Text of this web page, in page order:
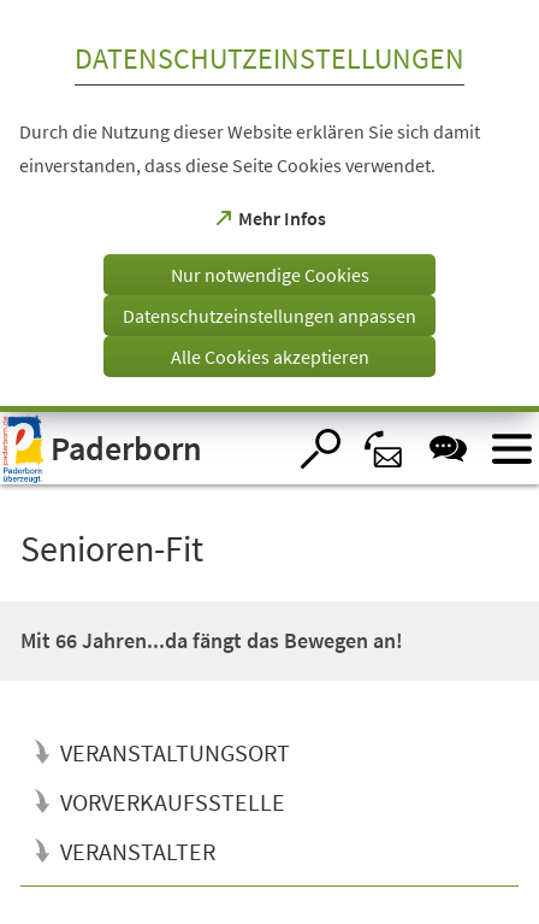
Visuelle
Assistenzsoftware
öffnen.
DATENSCHUTZEINSTELLUNGEN
Durch die Nutzung dieser Website erklären Sie sich damit
einverstanden, dass diese Seite Cookies verwendet.
Mehr Infos
(Öffnet
einem
Tab)
Nur notwendige Cookies
Datenschutzeinstellungen anpassen
Alle Cookies akzeptieren
Paderborn
Senioren-Fit
Mit 66 Jahren...da fängt das Bewegen an!
VERANSTALTUNGSORT
VORVERKAUFSSTELLE
VERANSTALTER